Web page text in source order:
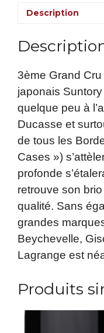
Description
3ème Grand
japonais
quelque peu à
Ducasse et
de tous les
Cases »)
profonde
retrouve son
qualité. Sans
grandes
Beychevelle,
Lagrange est
Produits